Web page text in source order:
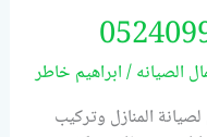
الصيانه/ابراهيم خاطر
المنازل وتركيب